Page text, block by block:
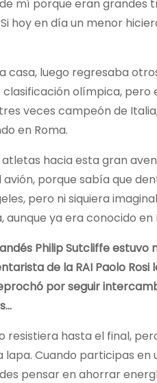
mí porque eran grandes
hoy en día un menor
casa, luego regresaba
olímpica, pero
veces campeón de
en Roma.
atletas hacia esta gran
avión, porque sabía que
pero ni siquiera
ya era conocido en
Philip Sutcliffe
de la RAI Paolo
por seguir
resistiera hasta el final,
Cuando participas
pensar en ahorrar